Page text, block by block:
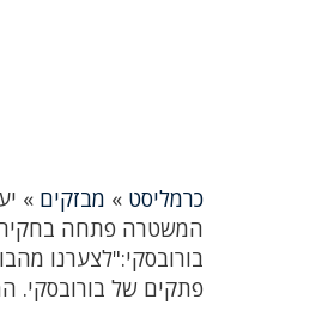
כרמליסט » מבזקים »
המשטרה פתחה
בורובסקי:"לצערנו
פתקים של בורובסקי.